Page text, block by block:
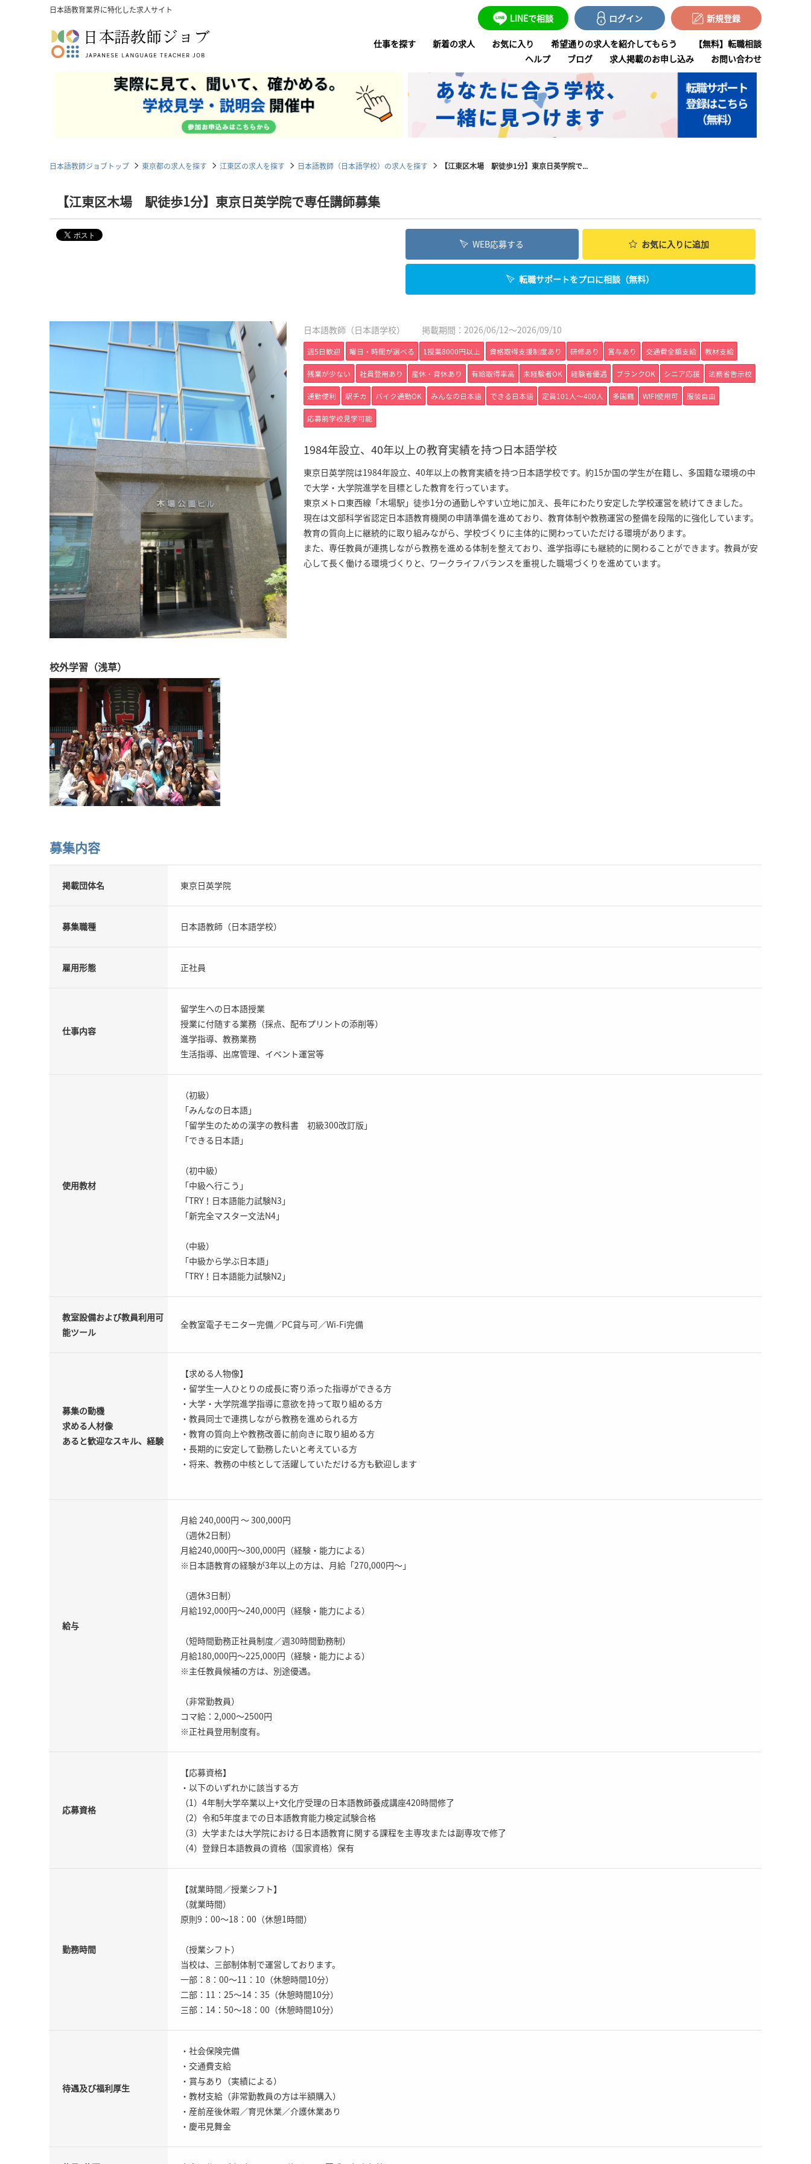
日本語教育業界に特化した求人サイト
LINEで相談 ログイン 新規登録
仕事を探す 新着の求人 お気に入り 希望通りの求人を紹介してもらう
【無料】転職相談
ヘルプ
ブログ 求人掲載のお申し込み お問い合わせ
日本語教師ジョブトップ 東京都の求人を探す 江東区の求人を探す 日本語教師（日本語学校）の求人を探す 【江東区木場 駅徒歩1分】東京日英学院で...
【江東区木場 駅徒歩1分】東京日英学院で専任講師募集
WEB応募する お気に入りに追加
転職サポートをプロに相談（無料）
日本語教師（日本語学校） 掲載期間：2026/06/12～2026/09/10
週5日歓迎 曜日・時間が選べる 1授業8000円以上 資格取得支援制度あり 研修あり 賞与あり 交通費全額支給 教材支給
残業が少ない 社員登用あり 産休・育休あり 有給取得率高 未経験者OK 経験者優遇 ブランクOK シニア応援 法務省告示校
通勤便利 駅チカ バイク通勤OK みんなの日本語 できる日本語 定員101人〜400人 多国籍 WIFI使用可 服装自由
応募前学校見学可能
1984年設立、40年以上の教育実績を持つ日本語学校
東京日英学院は1984年設立、40年以上の教育実績を持つ日本語学校です。約15か国の学生が在籍し、多国籍な環境の中
で大学・大学院進学を目標とした教育を行っています。
東京メトロ東西線「木場駅」徒歩1分の通勤しやすい立地に加え、長年にわたり安定した学校運営を続けてきました。
現在は文部科学省認定日本語教育機関の申請準備を進めており、教育体制や教務運営の整備を段階的に強化しています。
教育の質向上に継続的に取り組みながら、学校づくりに主体的に関わっていただける環境があります。
また、専任教員が連携しながら教務を進める体制を整えており、進学指導にも継続的に関わることができます。教員が安
心して長く働ける環境づくりと、ワークライフバランスを重視した職場づくりを進めています。
校外学習（浅草）
募集内容
掲載団体名 東京日英学院
募集職種 日本語教師（日本語学校）
雇用形態 正社員
仕事内容
留学生への日本語授業
授業に付随する業務（採点、配布プリントの添削等）
進学指導、教務業務
生活指導、出席管理、イベント運営等
使用教材
（初級）
「みんなの日本語」
「留学生のための漢字の教科書 初級300改訂版」
「できる日本語」
（初中級）
「中級へ行こう」
「TRY！日本語能力試験N3」
「新完全マスター文法N4」
（中級）
「中級から学ぶ日本語」
「TRY！日本語能力試験N2」
教室設備および教員利用可
能ツール
全教室電子モニター完備／PC貸与可／Wi-Fi完備
募集の動機
求める人材像
あると歓迎なスキル、経験
【求める人物像】
・留学生一人ひとりの成長に寄り添った指導ができる方
・大学・大学院進学指導に意欲を持って取り組める方
・教員同士で連携しながら教務を進められる方
・教育の質向上や教務改善に前向きに取り組める方
・長期的に安定して勤務したいと考えている方
・将来、教務の中核として活躍していただける方も歓迎します
給与
月給 240,000円 ～ 300,000円
（週休2日制）
月給240,000円～300,000円（経験・能力による）
※日本語教育の経験が3年以上の方は、月給「270,000円～」
（週休3日制）
月給192,000円～240,000円（経験・能力による）
（短時間勤務正社員制度／週30時間勤務制）
月給180,000円～225,000円（経験・能力による）
※主任教員候補の方は、別途優遇。
（非常勤教員）
コマ給：2,000～2500円
※正社員登用制度有。
応募資格
【応募資格】
・以下のいずれかに該当する方
（1）4年制大学卒業以上+文化庁受理の日本語教師養成講座420時間修了
（2）令和5年度までの日本語教育能力検定試験合格
（3）大学または大学院における日本語教育に関する課程を主専攻または副専攻で修了
（4）登録日本語教員の資格（国家資格）保有
勤務時間
【就業時間／授業シフト】
（就業時間）
原則9：00～18：00（休憩1時間）
（授業シフト）
当校は、三部制体制で運営しております。
一部：8：00～11：10（休憩時間10分）
二部：11：25～14：35（休憩時間10分）
三部：14：50～18：00（休憩時間10分）
待遇及び福利厚生
・社会保険完備
・交通費支給
・賞与あり（実績による）
・教材支給（非常勤教員の方は半額購入）
・産前産後休暇／育児休業／介護休業あり
・慶弔見舞金